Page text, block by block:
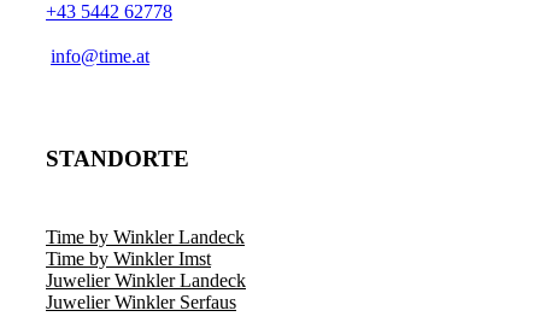
+43 5442 62778
info@time.at
STANDORTE
Time by Winkler Landeck
Time by Winkler Imst
Juwelier Winkler Landeck
Juwelier Winkler Serfaus